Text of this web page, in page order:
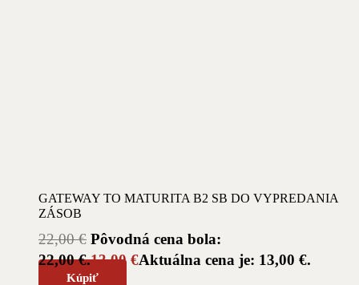
GATEWAY TO MATURITA B2 SB DO VYPREDANIA
ZÁSOB
22,00€ Pôvodná cena bola:
22,00 €.13,00 €Aktuálna cena je: 13,00 €.
Kúpiť